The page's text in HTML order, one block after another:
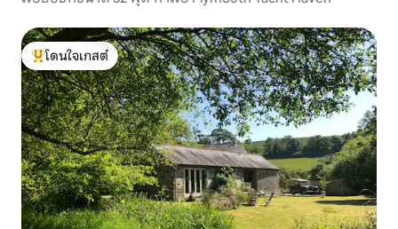
โดนใจเกสต์ที่สุด
โดนใจเกสต์